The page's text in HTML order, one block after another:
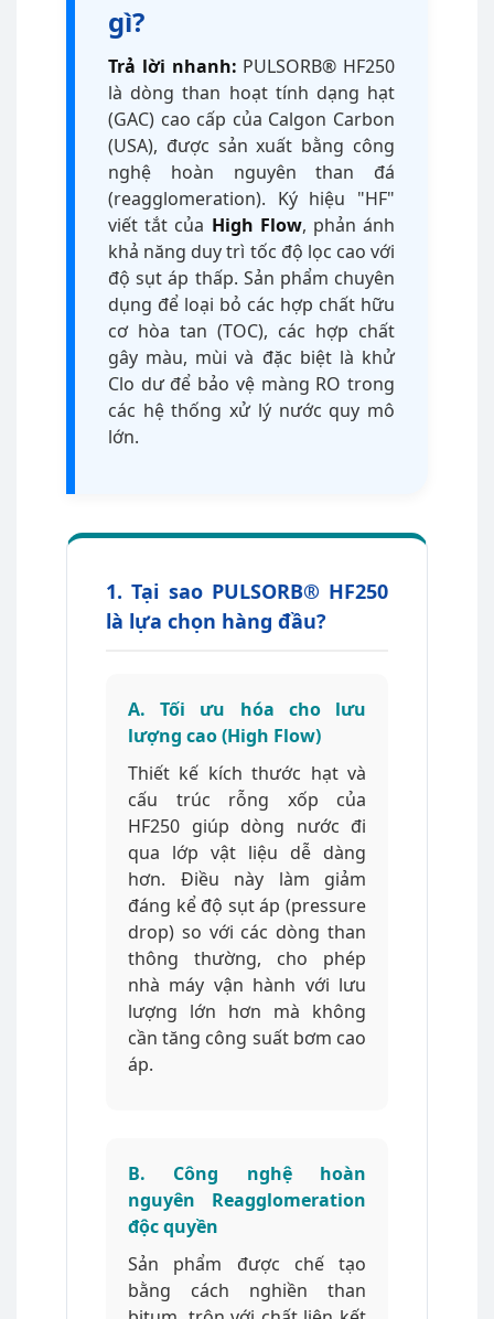
gì?
Trả lời nhanh: PULSORB® HF250
là dòng than hoạt tính dạng hạt
(GAC) cao cấp của Calgon Carbon
(USA), được sản xuất bằng công
nghệ hoàn nguyên than đá
(reagglomeration). Ký hiệu "HF"
viết tắt của High Flow, phản ánh
khả năng duy trì tốc độ lọc cao với
độ sụt áp thấp. Sản phẩm chuyên
dụng để loại bỏ các hợp chất hữu
cơ hòa tan (TOC), các hợp chất
gây màu, mùi và đặc biệt là khử
Clo dư để bảo vệ màng RO trong
các hệ thống xử lý nước quy mô
lớn.
1. Tại sao PULSORB® HF250
là lựa chọn hàng đầu?
A. Tối ưu hóa cho lưu
lượng cao (High Flow)
Thiết kế kích thước hạt và
cấu trúc rỗng xốp của
HF250 giúp dòng nước đi
qua lớp vật liệu dễ dàng
hơn. Điều này làm giảm
đáng kể độ sụt áp (pressure
drop) so với các dòng than
thông thường, cho phép
nhà máy vận hành với lưu
lượng lớn hơn mà không
cần tăng công suất bơm cao
áp.
B. Công nghệ hoàn
nguyên Reagglomeration
độc quyền
Sản phẩm được chế tạo
bằng cách nghiền than